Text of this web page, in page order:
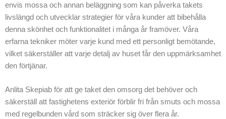
envis mossa och annan beläggning som kan påverka takets
livslängd och utvecklar strategier för våra kunder att bibehålla
denna skönhet och funktionalitet i många år framöver. Våra
erfarna tekniker möter varje kund med ett personligt bemötande,
vilket säkerställer att varje detalj av huset får den uppmärksamhet
den förtjänar.
Anlita Skepiab för att ge taket den omsorg det behöver och
säkerställ att fastighetens exteriör förblir fri från smuts och mossa
med regelbunden vård som sträcker sig över flera år.